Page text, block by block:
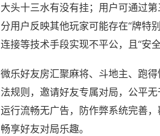
大头十三水有没有挂；用户可通过第
分用户反映其他玩家可能存在“牌特
连接等技术手段实现不平公，且“安全
微乐好友房汇聚麻将、斗地主、跑
法规则，邀请好友专属对局，公平
运行流畅无广告，防作弊系统完善
畅享好友对局乐趣。